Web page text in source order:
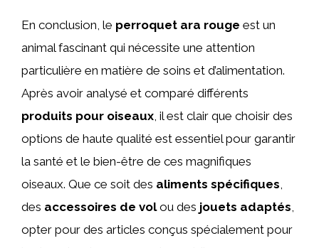
En conclusion, le perroquet ara rouge est un
animal fascinant qui nécessite une attention
particulière en matière de soins et d’alimentation.
Après avoir analysé et comparé différents
produits pour oiseaux, il est clair que choisir des
options de haute qualité est essentiel pour garantir
la santé et le bien-être de ces magnifiques
oiseaux. Que ce soit des aliments spécifiques,
des accessoires de volou des jouets adaptés,
opter pour des articles conçus spécialement pour